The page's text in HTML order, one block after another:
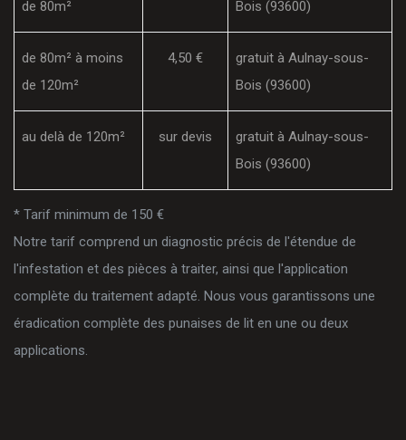
de 80m² Bois (93600)
de 80m² à moins
de 120m²
4,50 €
gratuit à Aulnay-sous-
Bois (93600)
au delà de 120m² sur devis
gratuit à Aulnay-sous-
Bois (93600)
* Tarif minimum de 150 €
Notre tarif comprend un diagnostic précis de l'étendue de
l'infestation et des pièces à traiter, ainsi que l'application
complète du traitement adapté. Nous vous garantissons une
éradication complète des punaises de lit en une ou deux
applications.